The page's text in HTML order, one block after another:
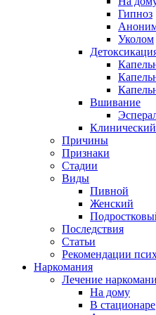
Гипноз
Уколом
Вшивание
Причины
Признаки
Стадии
Виды
Пивной
Женский
Последствия
Статьи
Рекомендации
Наркомания
Лечение
На дому
В стационаре